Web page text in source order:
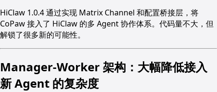
HiClaw 1.0.4 通过实现 Matrix Channel 和配置桥接层，将
CoPaw 接入了 HiClaw 的多 Agent 协作体系。代码量不大，但
解锁了很多新的可能性。
Manager-Worker 架构：大幅降低接入
新 Agent 的复杂度